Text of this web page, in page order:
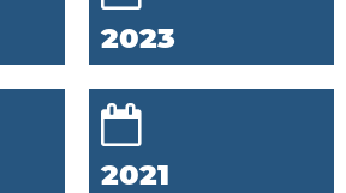
2023
2021